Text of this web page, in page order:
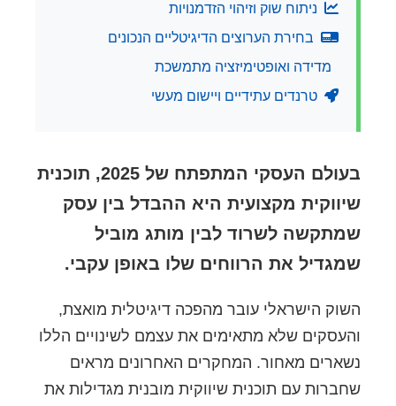
ניתוח שוק וזיהוי הזדמנויות
בחירת הערוצים הדיגיטליים הנכונים
מדידה ואופטימיזציה מתמשכת
טרנדים עתידיים ויישום מעשי
בעולם העסקי המתפתח של 2025, תוכנית
שיווקית מקצועית היא ההבדל בין עסק
שמתקשה לשרוד לבין מותג מוביל
שמגדיל את הרווחים שלו באופן עקבי.
השוק הישראלי עובר מהפכה דיגיטלית מואצת,
והעסקים שלא מתאימים את עצמם לשינויים הללו
נשארים מאחור. המחקרים האחרונים מראים
שחברות עם תוכנית שיווקית מובנית מגדילות את